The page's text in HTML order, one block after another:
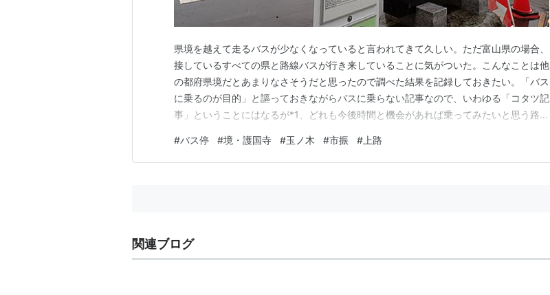
県境を越えて走るバスが少なくなっていると言われてきて久しい。ただ富山県の場合、
接しているすべての県と路線バスが行き来していることに気がついた。こんなことは他
の都府県境だとあまりなさそうだと思ったので調べた結果を記録しておきたい。「バス
に乗るのが目的」と謳っておきながらバスに乗らない記事なので、いわゆる「コタツ記
事」ということにはなるが*1、どれも今後時間と機会があれば乗ってみたいと思う路線
なお、ここで言う「県境を越える路線バス」には、高速道路*2を介して県境を越える
ものを含めていない。また、運行状況は2024年9月現…
#バス停 #境・護国寺 #玉ノ木 #市振 # 上路
関連ブログ